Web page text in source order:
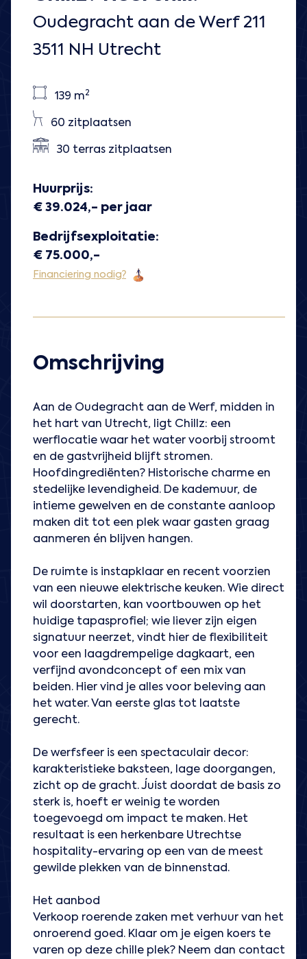
Oudegracht aan de Werf 211
3511 NH Utrecht
139 m2
60 zitplaatsen
30 terras zitplaatsen
Huurprijs:
€ 39.024,- per jaar
Bedrijfsexploitatie:
€ 75.000,-
Financiering nodig?
Omschrijving
Aan de Oudegracht aan de Werf, midden in
het hart van Utrecht, ligt Chillz: een
werflocatie waar het water voorbij stroomt
en de gastvrijheid blijft stromen.
Hoofdingrediënten? Historische charme en
stedelijke levendigheid. De kademuur, de
intieme gewelven en de constante aanloop
maken dit tot een plek waar gasten graag
aanmeren én blijven hangen.
De ruimte is instapklaar en recent voorzien
van een nieuwe elektrische keuken. Wie direct
wil doorstarten, kan voortbouwen op het
huidige tapasprofiel; wie liever zijn eigen
signatuur neerzet, vindt hier de flexibiliteit
voor een laagdrempelige dagkaart, een
verfijnd avondconcept of een mix van
beiden. Hier vind je alles voor beleving aan
het water. Van eerste glas tot laatste
gerecht.
De werfsfeer is een spectaculair decor:
karakteristieke baksteen, lage doorgangen,
zicht op de gracht. Juist doordat de basis zo
sterk is, hoeft er weinig te worden
toegevoegd om impact te maken. Het
resultaat is een herkenbare Utrechtse
hospitality-ervaring op een van de meest
gewilde plekken van de binnenstad.
Het aanbod
Verkoop roerende zaken met verhuur van het
onroerend goed. Klaar om je eigen koers te
varen op deze chille plek? Neem dan contact